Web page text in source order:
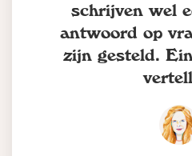
schrijven wel
antwoord op
zijn gesteld.